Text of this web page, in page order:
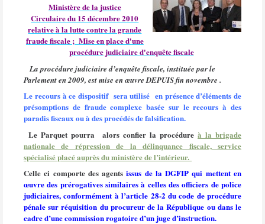
Ministère de la justice
Circulaire du 15 décembre 2010
relative à la lutte contre la grande
fraude fiscale ; Mise en place d'une
procédure judiciaire d'enquête fiscale
La procédure judiciaire d’enquête fiscale, instituée par le
Parlement en 2009, est mise en œuvre DEPUIS fin novembre .
Le recours à ce dispositif sera utilisé en présence d’éléments de
présomptions de fraude complexe basée sur le recours à des
paradis fiscaux ou à des procédés de falsification.
Le Parquet pourra
alors confier la procédure à la brigade
nationale de répression de la délinquance fiscale, service
spécialisé placé auprès du ministère de l’intérieur.
Celle ci comporte des agentsissus de la DGFIP qui mettent en
œuvre des prérogatives similaires à celles des officiers de police
judiciaires, conformément à l’article 28-2 du code de procédure
pénale sur réquisition du procureur de la République ou dans le
cadre d’une commission rogatoire d’un juge d’instruction.